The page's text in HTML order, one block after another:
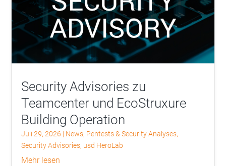
Security Advisories zu
Teamcenter und EcoStruxure
Building Operation
Juli 29, 2026 | News, Pentests & Security Analyses,
Security Advisories, usd HeroLab
mehr lesen